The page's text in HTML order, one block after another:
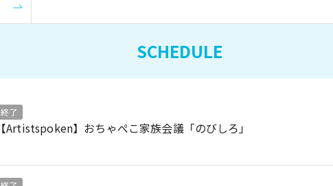
SCHEDULE
終了
【Artistspoken】おちゃぺこ家族会議「のびしろ」